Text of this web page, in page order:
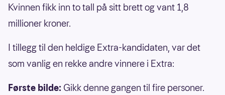
Kvinnen fikk inn to tall på sitt brett og vant 1,8
millioner kroner.
I tillegg til den heldige Extra-kandidaten, var det
som vanlig en rekke andre vinnere i Extra:
Første bilde: Gikk denne gangen til fire personer.